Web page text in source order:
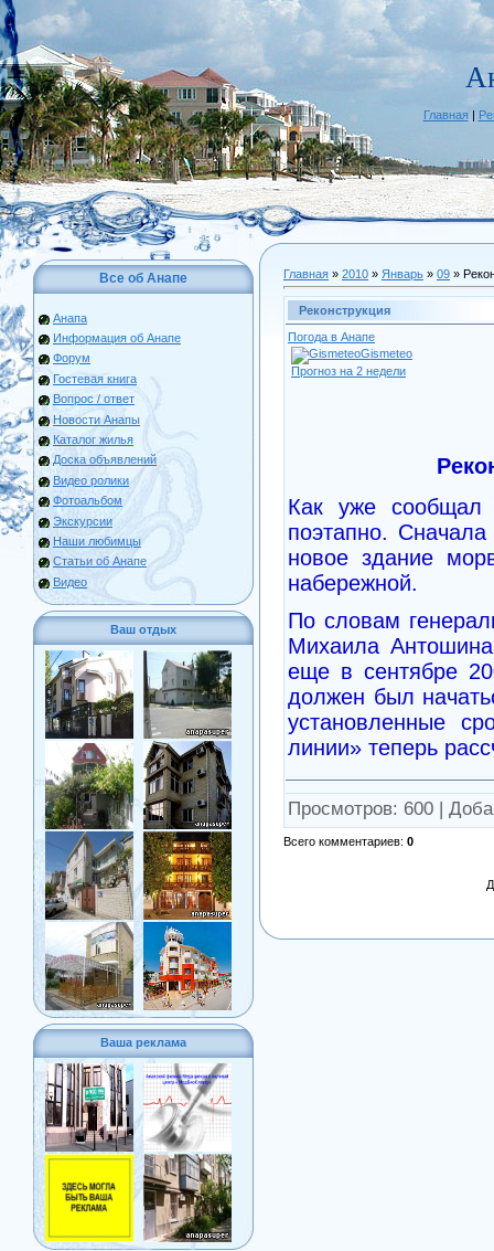
Главная |
Все об Анапе
Анапа
Информация об Анапе
Форум
Гостевая книга
Вопрос / ответ
Новости Анапы
Каталог жилья
Доска объявлений
Видео ролики
Фотоальбом
Экскурсии
Наши любимцы
Статьи об Анапе
Видео
Ваш отдых
Ваша реклама
Главная » 2010 » Январь » 09 »
Реконструкция
Погода в Анапе
Gismeteo
Прогноз на 2 недели
Как уже сообщал
поэтапно.
новое здание
набережной.
По словам
Михаила
еще в сентябре
должен был
установленные
линии» теперь
Просмотров: 600 |
Всего комментариев: 0